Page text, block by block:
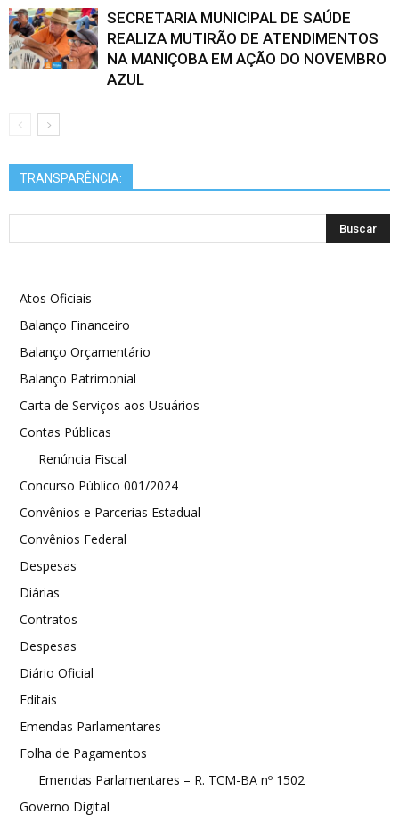
SECRETARIA MUNICIPAL DE SAÚDE
REALIZA MUTIRÃO DE ATENDIMENTOS
NA MANIÇOBA EM AÇÃO DO NOVEMBRO
AZUL
TRANSPARÊNCIA:
Atos Oficiais
Balanço Financeiro
Balanço Orçamentário
Balanço Patrimonial
Carta de Serviços aos Usuários
Contas Públicas
Renúncia Fiscal
Concurso Público 001/2024
Convênios e Parcerias Estadual
Convênios Federal
Despesas
Diárias
Contratos
Despesas
Diário Oficial
Editais
Emendas Parlamentares
Folha de Pagamentos
Emendas Parlamentares – R. TCM-BA nº 1502
Governo Digital